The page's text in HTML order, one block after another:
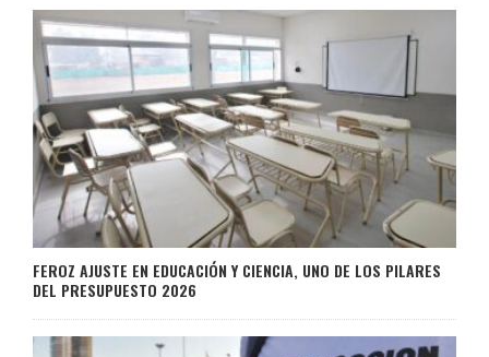
FEROZ AJUSTE EN EDUCACIÓN Y CIENCIA, UNO DE LOS PILARES
DEL PRESUPUESTO 2026